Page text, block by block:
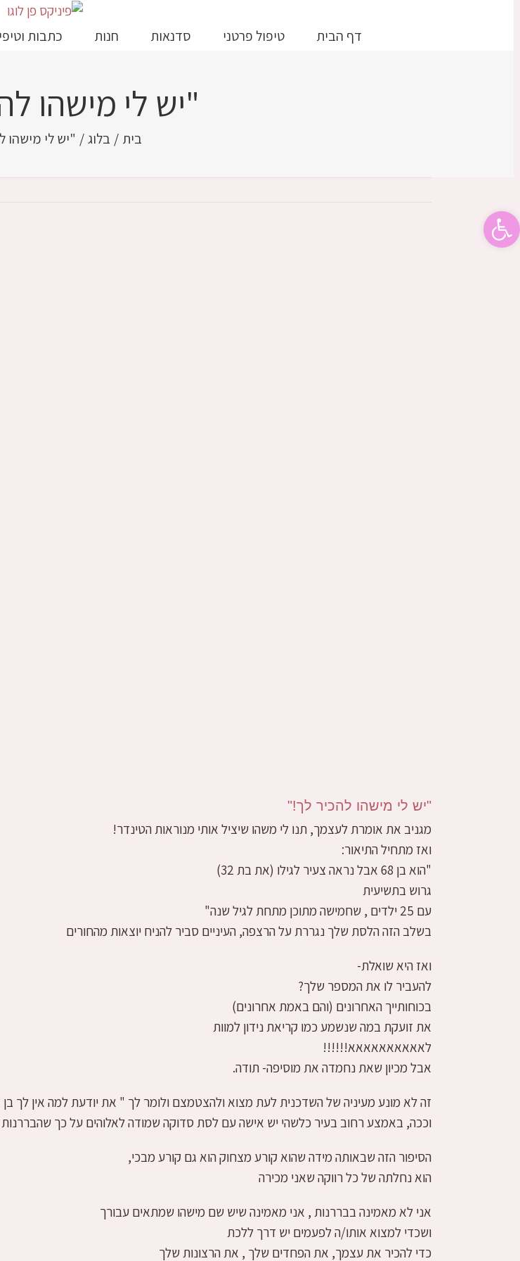
דף הבית טיפול פרטני סדנאות חנות כתבות
"יש לי מישהו
בית / בלוג / "יש לי מישהו
"יש לי מישהו להכיר לך!"
מגניב את אומרת לעצמך, תנו לי משהו שיציל אותי מנוראות הטינדר!
ואז מתחיל התיאור:
"הוא בן 68 אבל נראה צעיר לגילו (את בת 32)
גרוש בתשיעית
עם 25 ילדים , שחמישה מתוכן מתחת לגיל שנה"
בשלב הזה הלסת שלך נגררת על הרצפה, העיניים סביר להניח יוצאות מהחורים
ואז היא שואלת-
להעביר לו את המספר שלך?
בכוחותייך האחרונים (והם באמת אחרונים)
את זועקת במה שנשמע כמו קריאת נידון למוות
לאאאאאאאאאא!!!!!!
אבל מכיון שאת נחמדה את מוסיפה- תודה.
זה לא מונע מעיניה של השדכנית לעת מצוא ולהצטמצם ולומר לך " את יודעת למה אין לך
וככה, באמצע רחוב בעיר כלשהי יש אישה עם לסת סדוקה שמודה לאלוהים על כך
הסיפור הזה שבאותה מידה שהוא קורע מצחוק הוא גם קורע מבכי,
הוא נחלתה של כל רווקה שאני מכירה
אני לא מאמינה בבררנות , אני מאמינה שיש שם מישהו שמתאים עבורך
ושכדי למצוא אותו/ה לפעמים יש דרך ללכת
כדי להכיר את עצמך, את הפחדים שלך , את הרצונות שלך
פתח סרגל נגישות